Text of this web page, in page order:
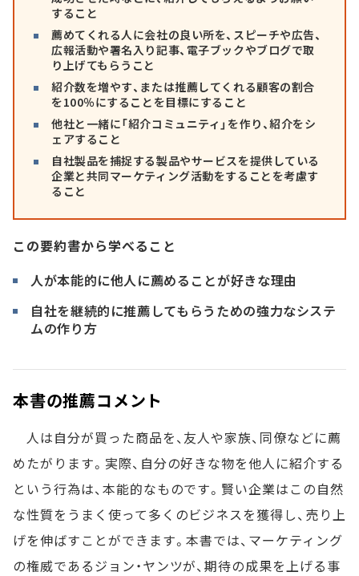
すること
薦めてくれる人に会社の良い所を、スピーチや広告、
広報活動や署名入り記事、電子ブックやブログで取
り上げてもらうこと
紹介数を増やす、または推薦してくれる顧客の割合
を100％にすることを目標にすること
他社と一緒に「紹介コミュニティ」を作り、紹介をシ
ェアすること
自社製品を捕捉する製品やサービスを提供している
企業と共同マーケティング活動をすることを考慮す
ること
この要約書から学べること
人が本能的に他人に薦めることが好きな理由
自社を継続的に推薦してもらうための強力なシステ
ムの作り方
本書の推薦コメント
人は自分が買った商品を、友人や家族、同僚などに薦
めたがります。実際、自分の好きな物を他人に紹介する
という行為は、本能的なものです。賢い企業はこの自然
な性質をうまく使って多くのビジネスを獲得し、売り上
げを伸ばすことができます。本書では、マーケティング
の権威であるジョン・ヤンツが、期待の成果を上げる事